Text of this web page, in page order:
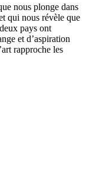
nous plonge dans
qui nous révèle que
pays ont
et d’aspiration
rapproche les